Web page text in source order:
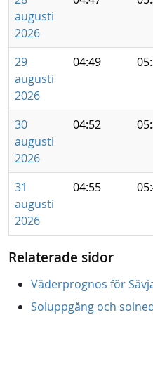
augusti
2026
29
augusti
2026
04:49
30
augusti
2026
04:52
31
augusti
2026
04:55
Relaterade sidor
Väderprognos för
Soluppgång och